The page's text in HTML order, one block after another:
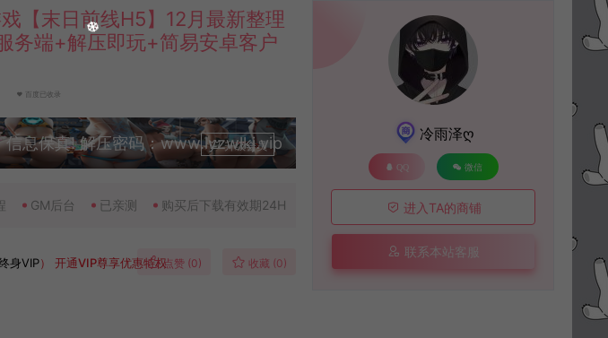
【末日前线H5】12月最新整理
务端+解压即玩+简易安卓客户
百度已收录
信息保真! 解压密码：www.lyzwlkj.vip
升级会员
GM后台 已亲测 购买后下载有效期24H
身VIP）开通VIP尊享优惠特权点赞 (0) 收藏 (0)
冷雨泽ღ
QQ 微信
进入TA的商铺
联系本站客服